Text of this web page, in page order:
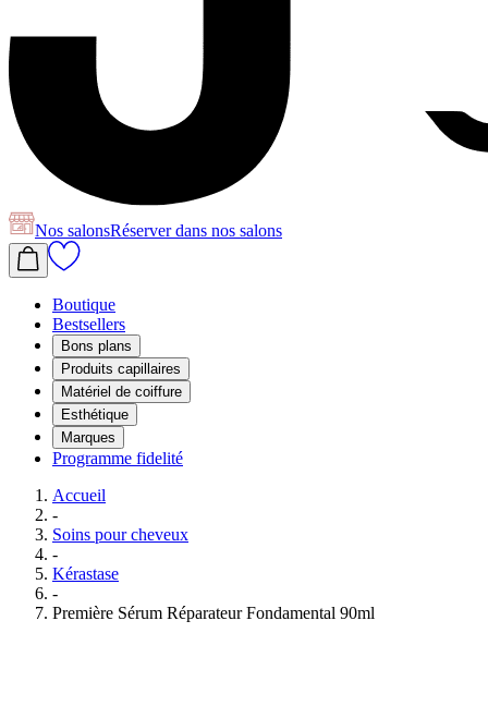
Nos salonsRéserverdans nos salons
Boutique
Bestsellers
Bons plans
Produits capillaires
Matériel de coiffure
Esthétique
Marques
Programme fidelité
Accueil
-
Soins pour cheveux
-
Kérastase
-
Première Sérum Réparateur Fondamental 90ml